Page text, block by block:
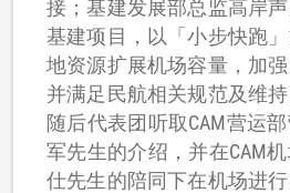
接；基建发展部总监高岸
基建项目，以「小步快跑
地资源扩展机场容量，加
并满足民航相关规范及维持
随后代表团听取CAM营运
军先生的介绍，并在CAM
仕先生的陪同下在机场进